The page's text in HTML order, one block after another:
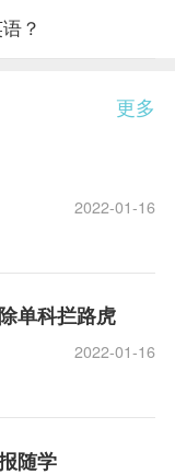
？
更多
2022-01-16
单科拦路虎
2022-01-16
随学